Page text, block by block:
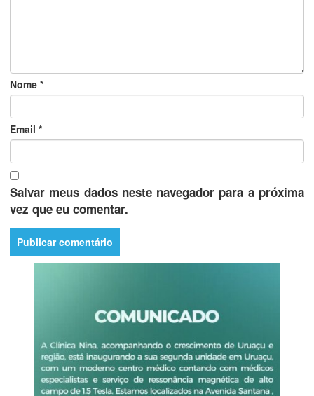
Nome *
Email *
Salvar meus dados neste navegador para a próxima
vez que eu comentar.